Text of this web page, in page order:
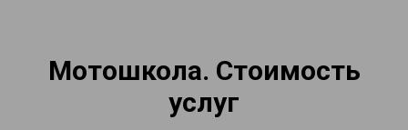
Мотошкола. Стоимость
услуг